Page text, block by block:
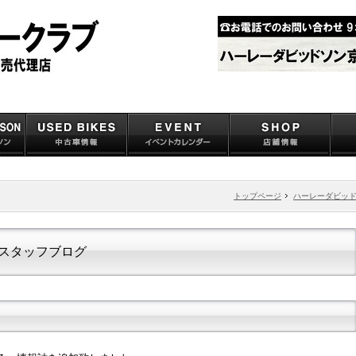
トップページ ハーレーダビッ
タッフブログ